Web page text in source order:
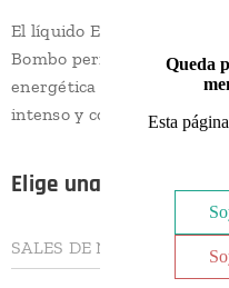
El líquido Energy Drink Ice
Bombo permite disfrutar
energética por
intenso y con un
Elige una opción:
SALES DE NICOTINA
Queda
Esta